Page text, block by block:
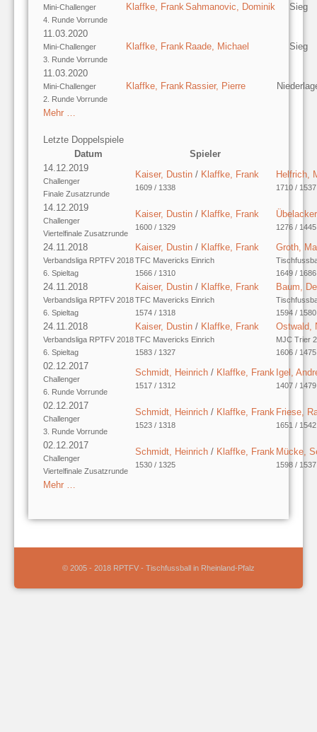
Mini-Challenger
4. Runde Vorrunde
Klaffke, Frank Sahmanovic, Dominik Sieg
11.03.2020
Mini-Challenger
3. Runde Vorrunde
Klaffke, Frank Raade, Michael Sieg
11.03.2020
Mini-Challenger
2. Runde Vorrunde
Klaffke, Frank Rassier, Pierre
Mehr …
Letzte Doppelspiele
Datum
Spieler
14.12.2019
Challenger
Finale Zusatzrunde
Kaiser, Dustin / Klaffke, Frank
1609 / 1338
Helfrich,
1710 / 1537
14.12.2019
Challenger
Viertelfinale Zusatzrunde
Kaiser, Dustin / Klaffke, Frank
1600 / 1329 1276 / 1445
24.11.2018
Verbandsliga RPTFV 2018
6. Spieltag
Kaiser, Dustin / Klaffke, Frank
TFC Mavericks Einrich
1566 / 1310
Groth,
1649 / 1686
24.11.2018
Verbandsliga RPTFV 2018
6. Spieltag
Kaiser, Dustin / Klaffke, Frank
TFC Mavericks Einrich
1574 / 1318
Baum,
1594 / 1580
24.11.2018
Verbandsliga RPTFV 2018
6. Spieltag
Kaiser, Dustin / Klaffke, Frank
TFC Mavericks Einrich
1583 / 1327
Ostwald,
MJC Trier 2
1606 / 1475
02.12.2017
Challenger
6. Runde Vorrunde
Schmidt, Heinrich / Klaffke, Frank
1517 / 1312
Igel,
1407 / 1479
02.12.2017
Challenger
3. Runde Vorrunde
Schmidt, Heinrich / Klaffke, Frank
1523 / 1318
Friese,
1651 / 1542
02.12.2017
Challenger
Viertelfinale Zusatzrunde
Schmidt, Heinrich / Klaffke, Frank
1530 / 1325
Mücke,
1598 / 1537
Mehr …
© 2005 - 2018 RPTFV - Tischfussball in Rheinland-Pfalz